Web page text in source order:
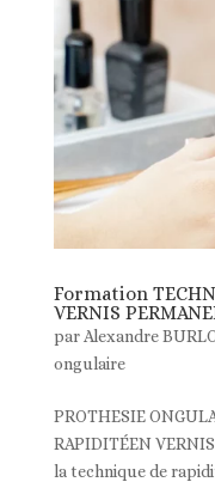
Formation
VERNIS
par Alexandre
ongulaire
PROTHESIE
RAPIDITÉEN
la technique de